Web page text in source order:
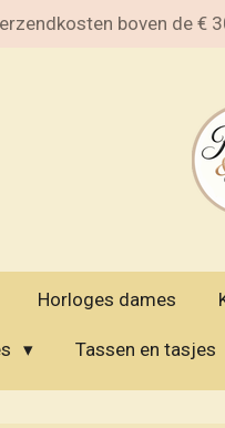
boven de €
Horloges dames
Tassen en tasjes